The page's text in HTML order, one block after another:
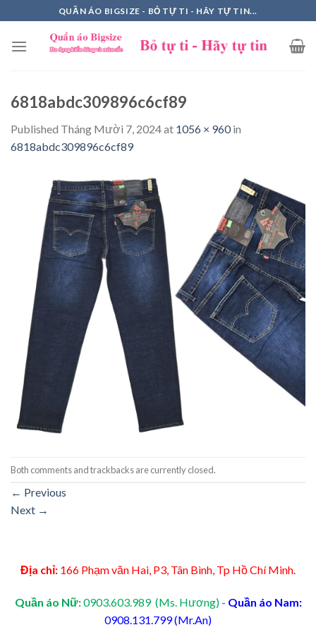
to
content
QUẦN ÁO BIGSIZE - BỎ TỰ TI - HÃY TỰ TIN...
6818abdc309896c6cf89
Published Tháng Mười 7, 2024at 1056 × 960in
6818abdc309896c6cf89
Both comments and trackbacks are currently closed.
← Previous
Next →
Địa chỉ: 166 Phạm văn Hai, P3, Tân Bình, Tp Hồ Chí Minh.
Quần áo Nữ:0903.603.989 (Ms. Hương) - Quần áo Nam:
0908.131.799 (Mr.An)